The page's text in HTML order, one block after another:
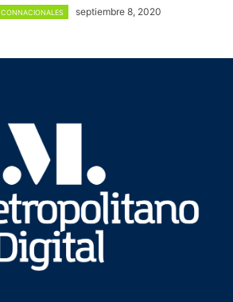
CONNACIONALES septiembre 8, 2020